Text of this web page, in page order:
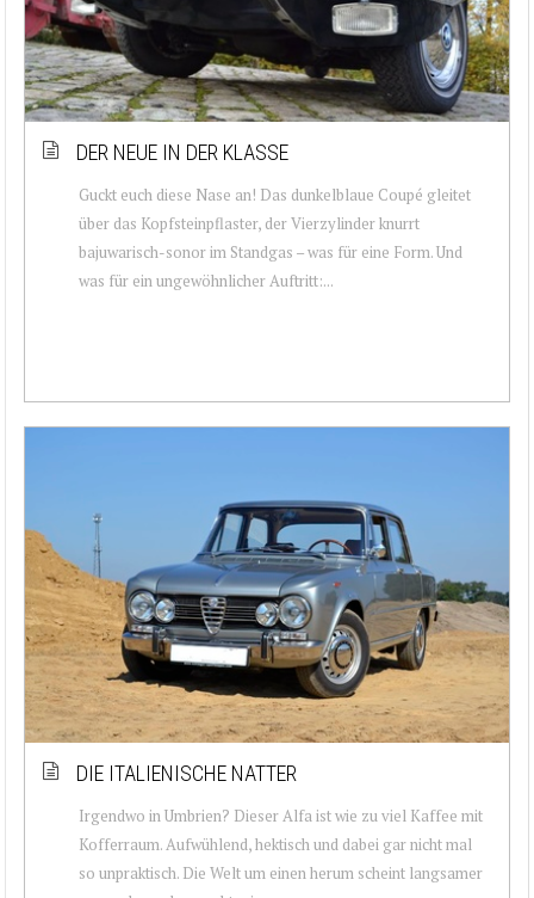
DER NEUE IN DER KLASSE
Guckt euch diese Nase an! Das dunkelblaue Coupé gleitet
über das Kopfsteinpflaster, der Vierzylinder knurrt
bajuwarisch-sonor im Standgas – was für eine Form. Und
was für ein ungewöhnlicher Auftritt:...
DIE ITALIENISCHE NATTER
Irgendwo in Umbrien? Dieser Alfa ist wie zu viel Kaffee mit
Kofferraum. Aufwühlend, hektisch und dabei gar nicht mal
so unpraktisch. Die Welt um einen herum scheint langsamer